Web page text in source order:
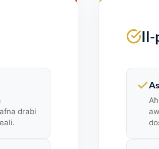
drabi
Il-